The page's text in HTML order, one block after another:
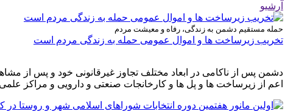
آرشیو
حمله مستقیم دشمن به زندگی، رفاه و معیشت مردم
تخریب زیرساخت ها و اموال عمومی حمله به زندگی مردم است
دشمن پس از ناکامی در ابعاد مختلف تجاوز غیرقانونی خود و پس از
اعم از زیرساخت ها و پل ها و کارخانجات صنعتی و دارویی و مراکز